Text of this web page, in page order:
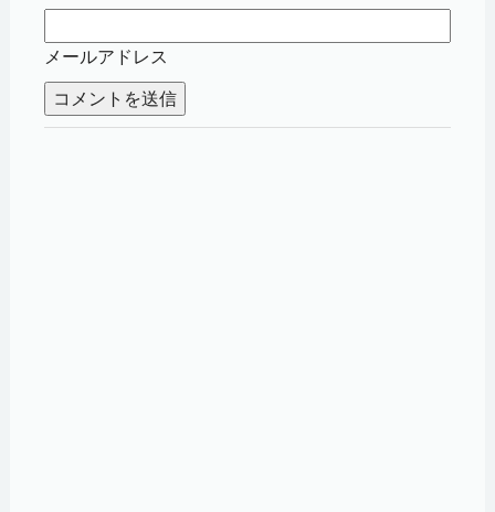
メールアドレス